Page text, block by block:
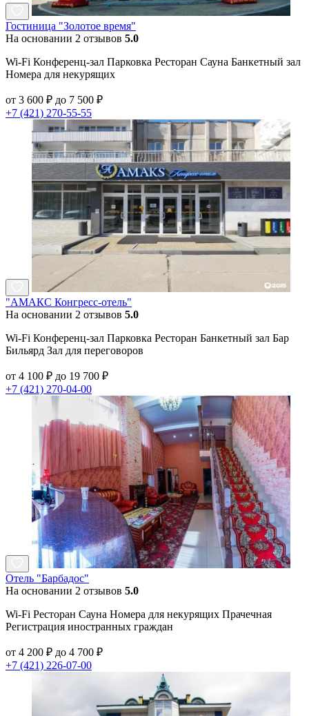
Гостиница "Золотое время"
На основании 2 отзывов 5.0
Wi-Fi Конференц-зал Парковка Ресторан Сауна Банкетный зал
Номера для некурящих
от 3 600 ₽ до 7 500 ₽
+7 (421) 270-55-55
"АМАКС Конгресс-отель"
На основании 2 отзывов 5.0
Wi-Fi Конференц-зал Парковка Ресторан Банкетный зал Бар
Бильярд Зал для переговоров
от 4 100 ₽ до 19 700 ₽
+7 (421) 270-04-00
Отель "Барбадос"
На основании 2 отзывов 5.0
Wi-Fi Ресторан Сауна Номера для некурящих Прачечная
Регистрация иностранных граждан
от 4 200 ₽ до 4 700 ₽
+7 (421) 226-07-00